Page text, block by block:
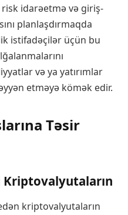
idarəetmə və giriş-
planlaşdırmaqda
istifadəçilər üçün bu
və ya yatırımlar
etməyə kömək edir.
Təsir
Kriptovalyutaların
kriptovalyutaların